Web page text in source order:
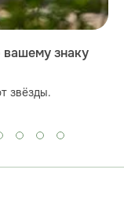
вашему знаку
звёзды.